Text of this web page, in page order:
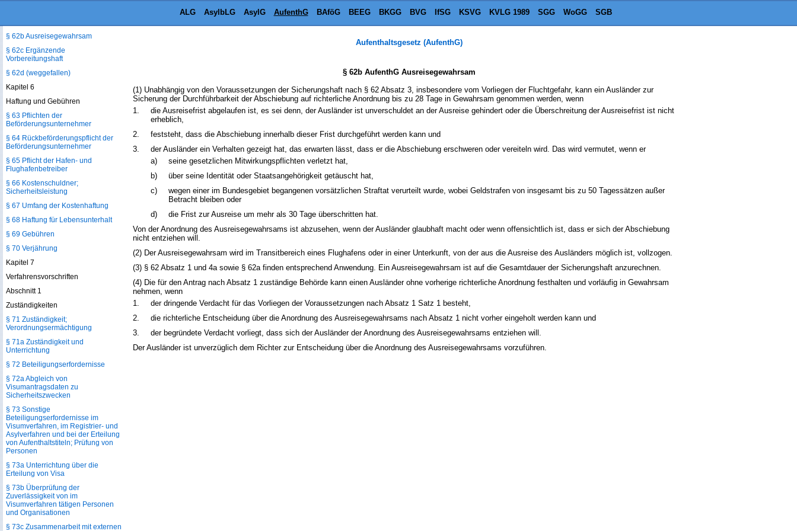
ALG AsylbLG AsylG AufenthG BAföG BEEG BKGG BVG IfSG KSVG KVLG 1989 SGG WoGG SGB
Aufenthaltsgesetz (AufenthG)
§ 62b AufenthG Ausreisegewahrsam
(1) Unabhängig von den Voraussetzungen der Sicherungshaft nach § 62 Absatz 3, insbesondere vom Vorliegen der Fluchtgefahr, kann ein Ausländer zur
Sicherung der Durchführbarkeit der Abschiebung auf richterliche Anordnung bis zu 28 Tage in Gewahrsam genommen werden, wenn
1.
die Ausreisefrist abgelaufen ist, es sei denn, der Ausländer ist unverschuldet an der Ausreise gehindert oder die Überschreitung der Ausreisefrist ist nicht
erheblich,
2.
feststeht, dass die Abschiebung innerhalb dieser Frist durchgeführt werden kann und
3.
der Ausländer ein Verhalten gezeigt hat, das erwarten lässt, dass er die Abschiebung erschweren oder vereiteln wird. Das wird vermutet, wenn er
a)
seine gesetzlichen Mitwirkungspflichten verletzt hat,
b)
über seine Identität oder Staatsangehörigkeit getäuscht hat,
c)
wegen einer im Bundesgebiet begangenen vorsätzlichen Straftat verurteilt wurde, wobei Geldstrafen von insgesamt bis zu 50 Tagessätzen außer
Betracht bleiben oder
d)
die Frist zur Ausreise um mehr als 30 Tage überschritten hat.
Von der Anordnung des Ausreisegewahrsams ist abzusehen, wenn der Ausländer glaubhaft macht oder wenn offensichtlich ist, dass er sich der Abschiebung
nicht entziehen will.
(2) Der Ausreisegewahrsam wird im Transitbereich eines Flughafens oder in einer Unterkunft, von der aus die Ausreise des Ausländers möglich ist, vollzogen.
(3) § 62 Absatz 1 und 4a sowie § 62a finden entsprechend Anwendung. Ein Ausreisegewahrsam ist auf die Gesamtdauer der Sicherungshaft anzurechnen.
(4) Die für den Antrag nach Absatz 1 zuständige Behörde kann einen Ausländer ohne vorherige richterliche Anordnung festhalten und vorläufig in Gewahrsam
nehmen, wenn
1.
der dringende Verdacht für das Vorliegen der Voraussetzungen nach Absatz 1 Satz 1 besteht,
2.
die richterliche Entscheidung über die Anordnung des Ausreisegewahrsams nach Absatz 1 nicht vorher eingeholt werden kann und
3.
der begründete Verdacht vorliegt, dass sich der Ausländer der Anordnung des Ausreisegewahrsams entziehen will.
Der Ausländer ist unverzüglich dem Richter zur Entscheidung über die Anordnung des Ausreisegewahrsams vorzuführen.
§ 62b Ausreisegewahrsam
§ 62c Ergänzende
Vorbereitungshaft
§ 62d (weggefallen)
Kapitel 6
Haftung und Gebühren
§ 63 Pflichten der
Beförderungsunternehmer
§ 64 Rückbeförderungspflicht der
Beförderungsunternehmer
§ 65 Pflicht der Hafen- und
Flughafenbetreiber
§ 66 Kostenschuldner;
Sicherheitsleistung
§ 67 Umfang der Kostenhaftung
§ 68 Haftung für Lebensunterhalt
§ 69 Gebühren
§ 70 Verjährung
Kapitel 7
Verfahrensvorschriften
Abschnitt 1
Zuständigkeiten
§ 71 Zuständigkeit;
Verordnungsermächtigung
§ 71a Zuständigkeit und
Unterrichtung
§ 72 Beteiligungserfordernisse
§ 72a Abgleich von
Visumantragsdaten zu
Sicherheitszwecken
§ 73 Sonstige
Beteiligungserfordernisse im
Visumverfahren, im Registrier- und
Asylverfahren und bei der Erteilung
von Aufenthaltstiteln; Prüfung von
Personen
§ 73a Unterrichtung über die
Erteilung von Visa
§ 73b Überprüfung der
Zuverlässigkeit von im
Visumverfahren tätigen Personen
und Organisationen
§ 73c Zusammenarbeit mit externen